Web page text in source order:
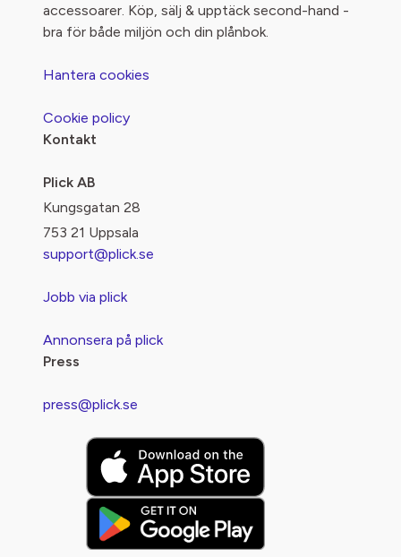
accessoarer. Köp, sälj & upptäck second-hand -
bra för både miljön och din plånbok.
Hantera cookies
Cookie policy
Kontakt
Plick AB
Kungsgatan 28
753 21 Uppsala
support@plick.se
Jobb via plick
Annonsera på plick
Press
press@plick.se